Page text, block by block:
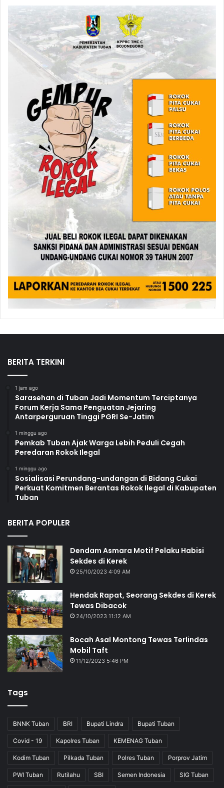
BERITA TERKINI
1 jam ago
Sarasehan di Tuban Jadi Momentum Terciptanya
Forum Kerja Sama Penguatan Jejaring
Antarperguruan Tinggi PGRI Se-Jatim
1 minggu ago
Pemkab Tuban Ajak Warga Lebih Peduli Cegah
Peredaran Rokok Ilegal
1 minggu ago
Sosialisasi Perundang-undangan di Bidang Cukai
Perkuat Komitmen Berantas Rokok Ilegal di Kabupaten
Tuban
BERITA POPULER
Dendam Asmara Motif Pelaku Habisi
Sekdes di Kerek
25/10/2023 4:09 AM
Hendak Rapat, Seorang Sekdes di Kerek
Tewas Dibacok
24/10/2023 11:12 AM
Bocah Asal Montong Tewas Terlindas
Mobil Taft
11/12/2023 5:46 PM
Tags
BNNK Tuban BRI Bupati Lindra Bupati Tuban
Covid - 19 Kapolres Tuban KEMENAG Tuban
Kodim Tuban Pilkada Tuban Polres Tuban Porprov Jatim
PWI Tuban Rutilahu SBI Semen Indonesia SIG Tuban